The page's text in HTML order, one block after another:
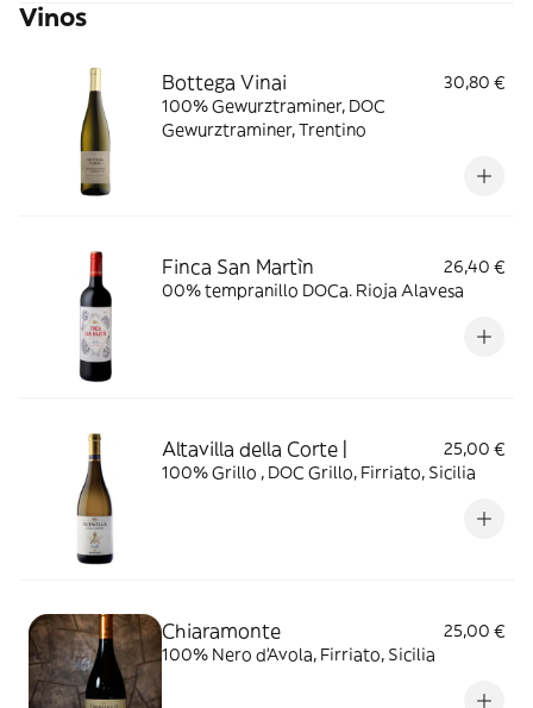
Vinos
Bottega Vinai
30,80 €
100% Gewurztraminer, DOC
Gewurztraminer, Trentino
Finca San Martìn
26,40 €
00% tempranillo DOCa. Rioja Alavesa
Altavilla della Corte |
25,00 €
100% Grillo , DOC Grillo, Firriato, Sicilia
Chiaramonte
25,00 €
100% Nero d'Avola, Firriato, Sicilia